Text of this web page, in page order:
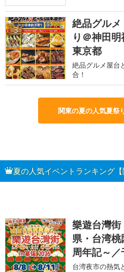
3
絶品グル
り＠神田
東京都
絶品グルメ屋台
合！
関東の夏の人気夏祭
夏の人気イベントランキング【
1
樂遊台灣
県・台湾
周年記～
台湾夜市の熱気